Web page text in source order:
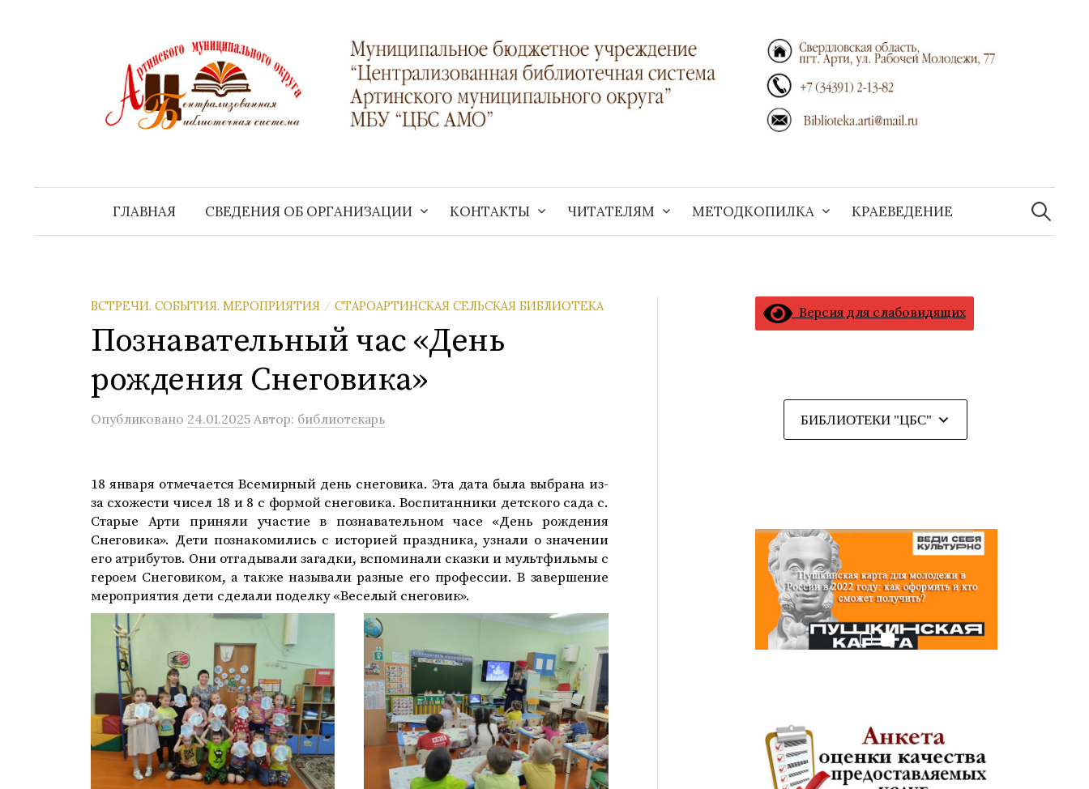
ГЛАВНАЯ СВЕДЕНИЯ ОБ ОРГАНИЗАЦИИ КОНТАКТЫ ЧИТАТЕЛЯМ МЕТОДКОПИЛКА КРАЕВЕДЕНИЕ
Найти:
ВСТРЕЧИ. СОБЫТИЯ. МЕРОПРИЯТИЯ / СТАРОАРТИНСКАЯ СЕЛЬСКАЯ БИБЛИОТЕКА
Познавательный час «День
рождения Снеговика»
Опубликовано 24.01.2025 Автор: библиотекарь
18 января отмечается Всемирный день снеговика. Эта дата была выбрана из-
за схожести чисел 18 и 8 с формой снеговика. Воспитанники детского сада с.
Старые Арти приняли участие в познавательном часе «День рождения
Снеговика». Дети познакомились с историей праздника, узнали о значении
его атрибутов. Они отгадывали загадки, вспоминали сказки и мультфильмы с
героем Снеговиком, а также называли разные его профессии. В завершение
мероприятия дети сделали поделку «Веселый снеговик».
Версия для слабовидящих
БИБЛИОТЕКИ "ЦБС"